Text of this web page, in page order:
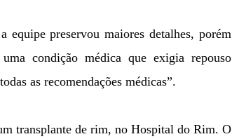
equipe preservou maiores detalhes, porém
condição médica que exigia repouso
as recomendações médicas”.
transplante de rim, no Hospital do Rim. O